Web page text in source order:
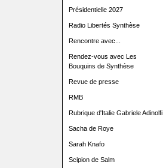
Présidentielle 2027
Radio Libertés Synthèse
Rencontre avec...
Rendez-vous avec Les
Bouquins de Synthèse
Revue de presse
RMB
Rubrique d'Italie Gabriele Adinolfi
Sacha de Roye
Sarah Knafo
Scipion de Salm